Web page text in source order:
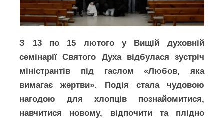
З 13 по 15 лютого у Вищій духовній
семінарії Святого Духа відбулася зустріч
міністрантів під гаслом «Любов, яка
вимагає жертви». Подія стала чудовою
нагодою для хлопців познайомитися,
навчитися новому, відпочити та плідно